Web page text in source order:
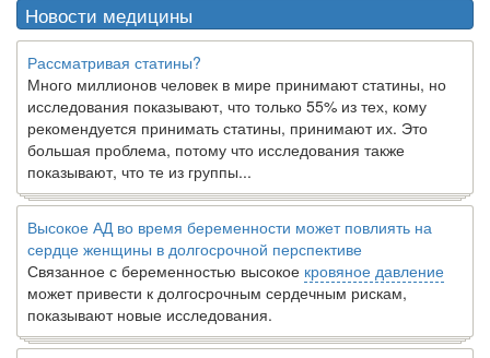
Новости медицины
Рассматривая статины?
Много миллионов человек в мире принимают статины, но
исследования показывают, что только 55% из тех, кому
рекомендуется принимать статины, принимают их. Это
большая проблема, потому что исследования также
показывают, что те из группы...
Высокое АД во время беременности может повлиять на
сердце женщины в долгосрочной перспективе
Связанное с беременностью высокое кровяное давление
может привести к долгосрочным сердечным рискам,
показывают новые исследования.